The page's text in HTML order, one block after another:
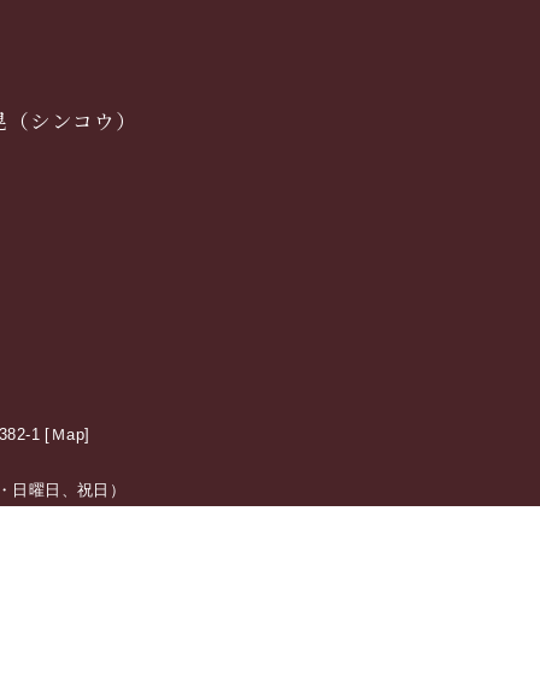
シンコウ）
1 [ Ｍap]
曜日、祝日）